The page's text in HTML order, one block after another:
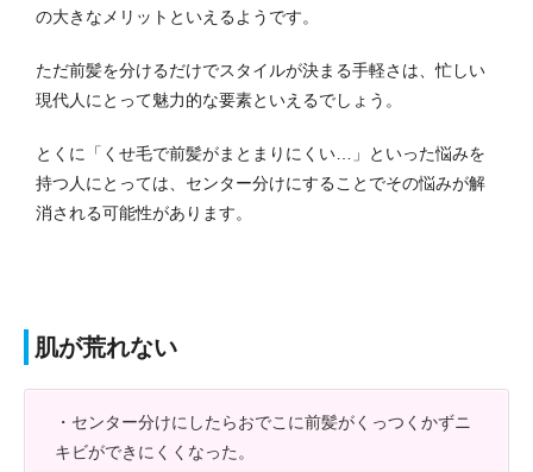
の大きなメリットといえるようです。
ただ前髪を分けるだけでスタイルが決まる手軽さは、忙しい
現代人にとって魅力的な要素といえるでしょう。
とくに「くせ毛で前髪がまとまりにくい…」といった悩みを
持つ人にとっては、センター分けにすることでその悩みが解
消される可能性があります。
肌が荒れない
・センター分けにしたらおでこに前髪がくっつくかずニ
キビができにくくなった。